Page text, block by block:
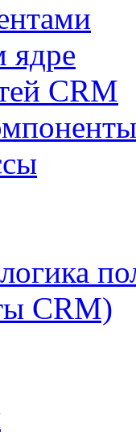
ядре
CRM
CRM)